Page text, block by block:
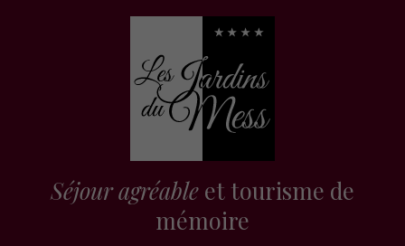
Séjour agréableet tourisme de
mémoire